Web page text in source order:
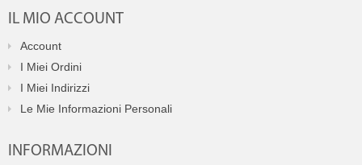
IL MIO ACCOUNT
Account
I Miei Ordini
I Miei Indirizzi
Le Mie Informazioni Personali
INFORMAZIONI